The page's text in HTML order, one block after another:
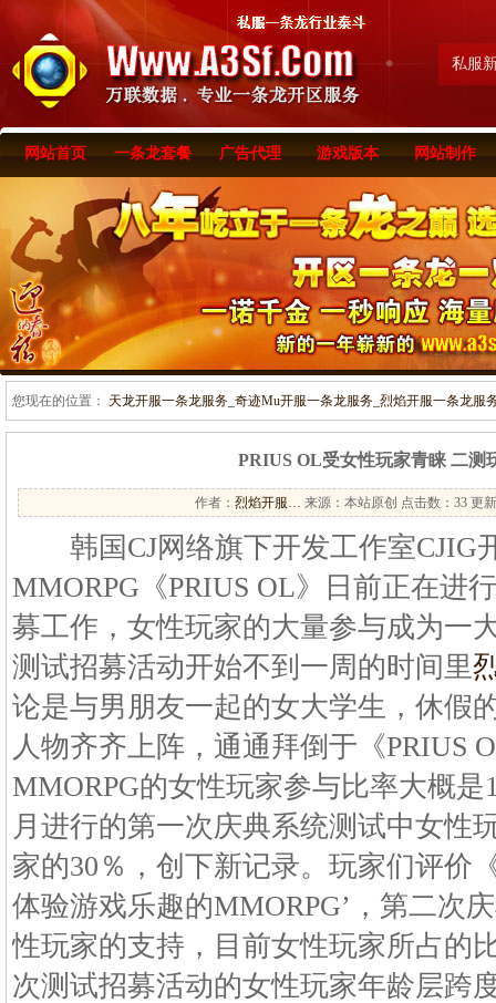
私服
网站首页 一条龙套餐 广告代理 游戏版本 网站制作
您现在的位置： 天龙开服一条龙服务_奇迹Mu开服一条龙服务_烈焰开服一条龙服
PRIUS OL受女性玩家青睐 二测
作者： 烈焰开服… 来源：本站原创 点击数： 33 更
韩国CJ网络旗下开发工作室CJIG
MMORPG《PRIUS OL》日前正在进
募工作，女性玩家的大量参与成为一
测试招募活动开始不到一周的时间里
论是与男朋友一起的女大学生，休假
人物齐齐上阵，通通拜倒于《PRIUS
MMORPG的女性玩家参与比率大概是
月进行的第一次庆典系统测试中女性
家的30％，创下新记录。玩家们评价
体验游戏乐趣的MMORPG’，第二次
性玩家的支持，目前女性玩家所占的
次测试招募活动的女性玩家年龄层跨